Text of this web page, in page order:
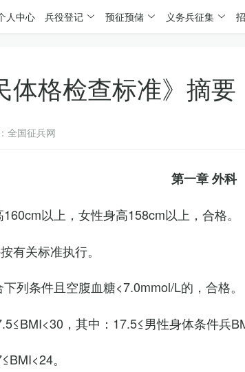
人中心 兵役登记 预征预储 义务兵征集
体格检查标准》摘要
全国征兵网
第一章 外科
以上，女性身高158cm以上，合格。
有关标准执行。
列条件且空腹血糖<7.0mmol/L的，合格。
，其中：17.5≤男性身体条件兵
。